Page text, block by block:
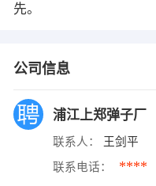
先。
公司信息
浦江上郑弹子厂
联系人： 王剑平
联系电话： ****